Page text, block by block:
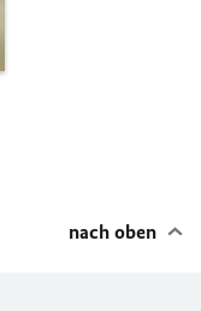
nach oben